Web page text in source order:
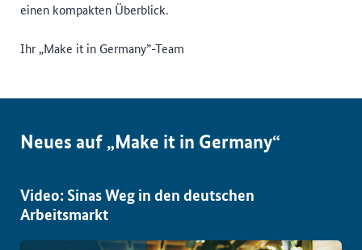
einen kompakten Überblick.
Ihr „Make it in Germany”-Team
Neues auf „Make it in Germany“
Video: Sinas Weg in den deutschen
Arbeitsmarkt